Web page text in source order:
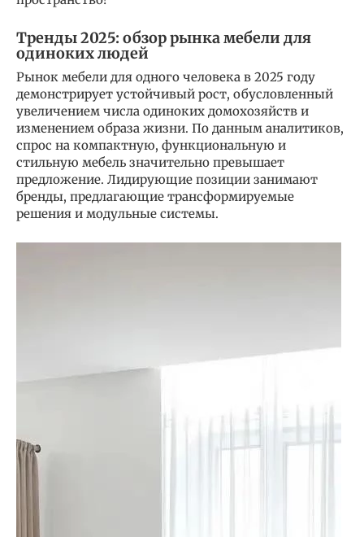
Тренды 2025: обзор рынка мебели для
одиноких людей
Рынок мебели для одного человека в 2025 году
демонстрирует устойчивый рост, обусловленный
увеличением числа одиноких домохозяйств и
изменением образа жизни. По данным аналитиков,
спрос на компактную, функциональную и
стильную мебель значительно превышает
предложение. Лидирующие позиции занимают
бренды, предлагающие трансформируемые
решения и модульные системы.